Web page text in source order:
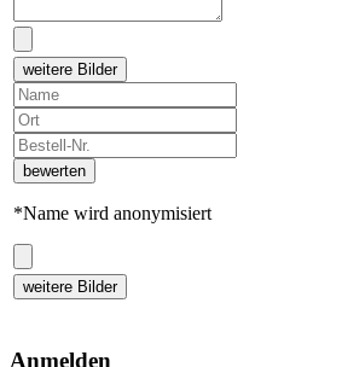
weitere Bilder
bewerten
*Name wird anonymisiert
weitere Bilder
Anmelden